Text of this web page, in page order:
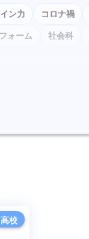
ン力 コロナ禍
ォーム 社会科
高校